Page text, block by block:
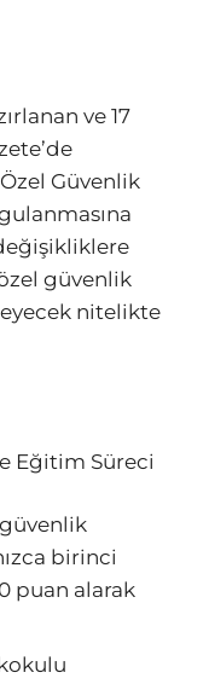
ve 17
Güvenlik
güvenlik
nitelikte
Eğitim Süreci
birinci
puan alarak